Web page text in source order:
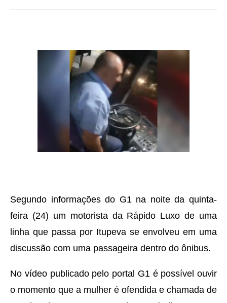
Segundo informações do G1 na noite da quinta-
feira (24) um motorista da Rápido Luxo de uma
linha que passa por Itupeva se envolveu em uma
discussão com uma passageira dentro do ônibus.
No vídeo publicado pelo portal G1 é possível ouvir
o momento que a mulher é ofendida e chamada de